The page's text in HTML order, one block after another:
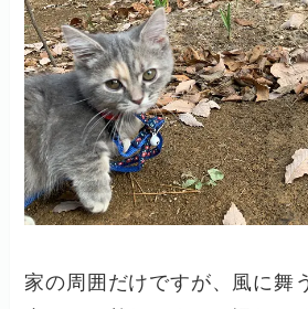
家の周囲だけですが、風に舞